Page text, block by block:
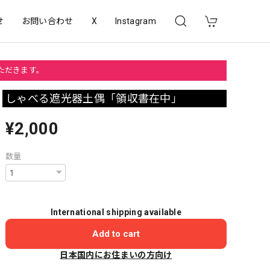
お問い合わせ X Instagram
きます。
しゃべる遮光器土偶「領収書在中」
¥2,000
数量
International shipping available
Add to cart
日本国内にお住まいの方向け